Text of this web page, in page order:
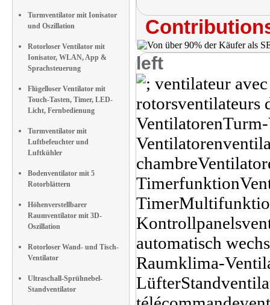
Turmventilator mit Ionisator
und Oszillation
Rotorloser Ventilator mit
Ionisator, WLAN, App &
Sprachsteuerung
Flügelloser Ventilator mit
Touch-Tasten, Timer, LED-
Licht, Fernbedienung
Turmventilator mit
Luftbefeuchter und
Luftkühler
Bodenventilator mit 5
Rotorblättern
Höhenverstellbarer
Raumventilator mit 3D-
Oszillation
Rotorloser Wand- und Tisch-
Ventilator
Ultraschall-Sprühnebel-
Standventilator
left